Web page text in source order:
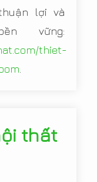
lợi và
vững:
thiet-
thất